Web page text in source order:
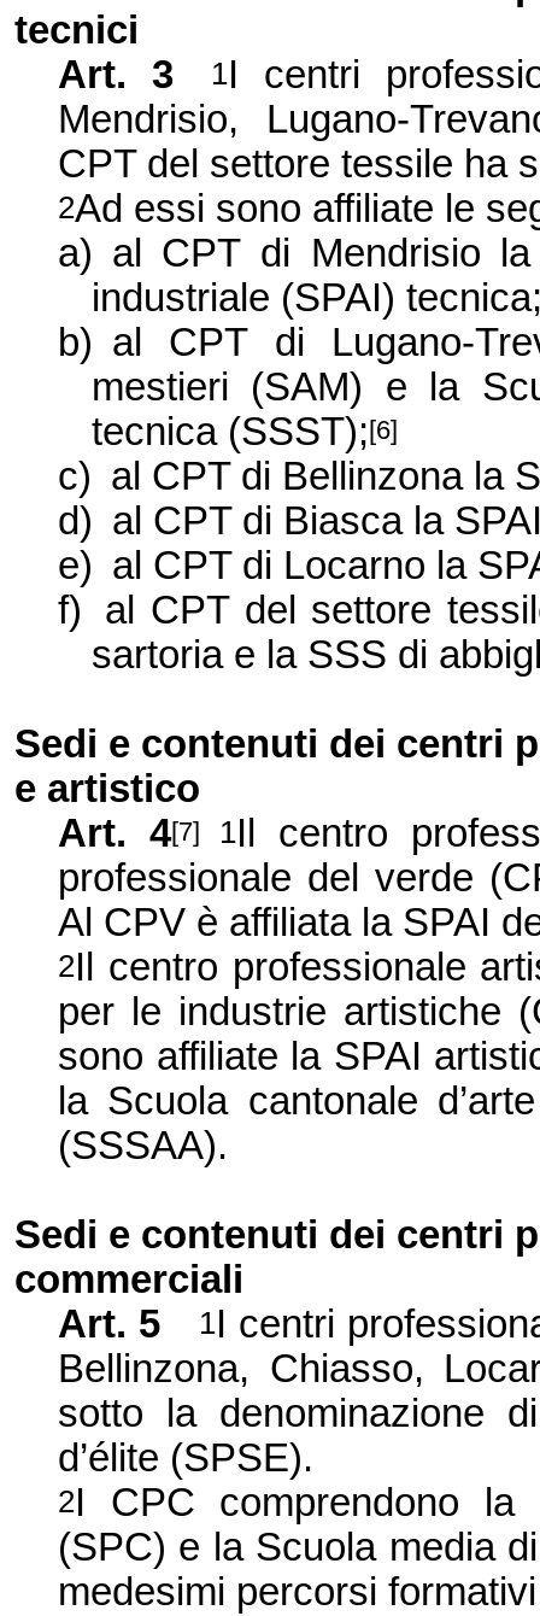
tecnici
Art. 3
1I centri
Mendrisio, Lugano-
CPT del settore tessile ha
2Ad essi sono affiliate le
a) al CPT di Mendrisio la
industriale (SPAI)
b) al CPT di Lugano-
mestieri (SAM) e la
tecnica (SSST);[6]
c) al CPT di Bellinzona la
d) al CPT di Biasca la
e) al CPT di Locarno la
f)
al CPT del settore
sartoria e la SSS di
Sedi e contenuti dei centri
e artistico
Art. 4[7] 1Il centro
professionale del verde
Al CPV è affiliata la SPAI
2Il centro professionale
per le industrie artistiche
sono affiliate la SPAI
la Scuola cantonale
(SSSAA).
Sedi e contenuti dei centri
commerciali
Art. 5
1I centri
Bellinzona, Chiasso,
sotto la denominazione
d’élite (SPSE).
2I CPC comprendono la
(SPC) e la Scuola media
medesimi percorsi